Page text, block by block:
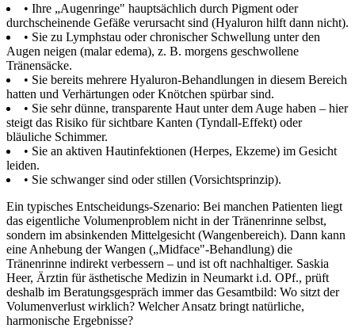
• Ihre „Augenringe" hauptsächlich durch Pigment oder
durchscheinende Gefäße verursacht sind (Hyaluron hilft dann nicht).
• Sie zu Lymphstau oder chronischer Schwellung unter den
Augen neigen (malar edema), z. B. morgens geschwollene
Tränensäcke.
• Sie bereits mehrere Hyaluron-Behandlungen in diesem Bereich
hatten und Verhärtungen oder Knötchen spürbar sind.
• Sie sehr dünne, transparente Haut unter dem Auge haben – hier
steigt das Risiko für sichtbare Kanten (Tyndall-Effekt) oder
bläuliche Schimmer.
• Sie an aktiven Hautinfektionen (Herpes, Ekzeme) im Gesicht
leiden.
• Sie schwanger sind oder stillen (Vorsichtsprinzip).
Ein typisches Entscheidungs-Szenario: Bei manchen Patienten liegt
das eigentliche Volumenproblem nicht in der Tränenrinne selbst,
sondern im absinkenden Mittelgesicht (Wangenbereich). Dann kann
eine Anhebung der Wangen („Midface"-Behandlung) die
Tränenrinne indirekt verbessern – und ist oft nachhaltiger. Saskia
Heer, Ärztin für ästhetische Medizin in Neumarkt i.d. OPf., prüft
deshalb im Beratungsgespräch immer das Gesamtbild: Wo sitzt der
Volumenverlust wirklich? Welcher Ansatz bringt natürliche,
harmonische Ergebnisse?